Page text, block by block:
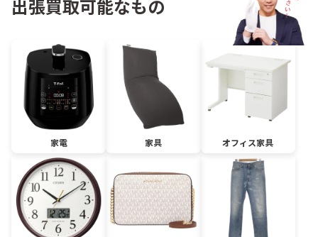
出張買取可能なもの
家電 家具 オフィス家具